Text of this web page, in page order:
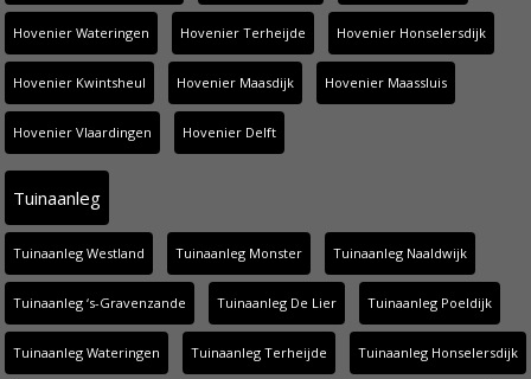
Hovenier Wateringen Hovenier Terheijde Hovenier Honselersdijk
Hovenier Kwintsheul Hovenier Maasdijk Hovenier Maassluis
Hovenier Vlaardingen Hovenier Delft
Tuinaanleg
Tuinaanleg Westland Tuinaanleg Monster Tuinaanleg Naaldwijk
Tuinaanleg ‘s-Gravenzande Tuinaanleg De Lier Tuinaanleg Poeldijk
Tuinaanleg Wateringen Tuinaanleg Terheijde Tuinaanleg Honselersdijk